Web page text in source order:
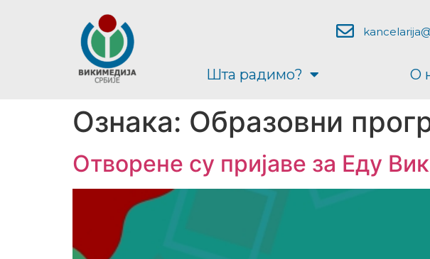
Шта радимо? О
Ознака: Образовни
Отворене су пријаве за Еду